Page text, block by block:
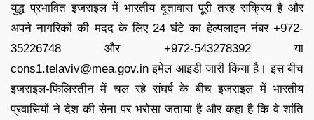
युद्ध प्रभावित इजराइल में भारतीय दूतावास पूरी तरह सक्रिय है और
अपने नागरिकों की मदद के लिए 24 घंटे का हेल्पलाइन नंबर +972-
35226748 और +972-543278392 या
cons1.telaviv@mea.gov.in इमेल आइडी जारी किया है। इस बीच
इजराइल-फिलिस्तीन में चल रहे संघर्ष के बीच इजराइल में भारतीय
प्रवासियों ने देश की सेना पर भरोसा जताया है और कहा है कि वे शांति